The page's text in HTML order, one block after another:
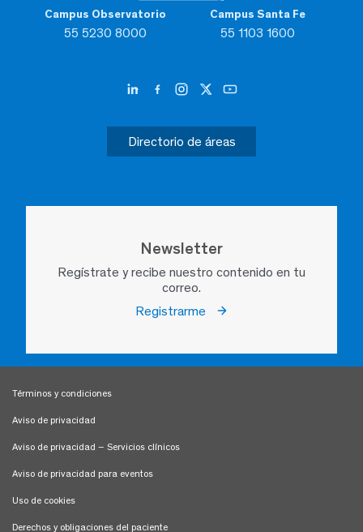
Campus Observatorio
55 5230 8000
Campus Santa Fe
55 1103 1600
Directorio de áreas
Newsletter
Regístrate y recibe nuestro contenido en tu
correo.
Registrarme
Términos y condiciones
Aviso de privacidad
Aviso de privacidad – Servicios clínicos
Aviso de privacidad para eventos
Uso de cookies
Derechos y obligaciones del paciente